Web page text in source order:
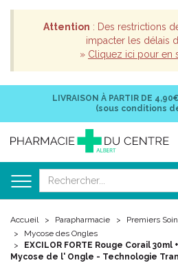
Attention : Des restrictions
impacter les délais
» Cliquez ici pour en
LIVRAISON À PARTIR DE
(sous conditions
Accueil Parapharmacie Premiers
Mycose des Ongles
EXCILOR FORTE Rouge Corail
Mycose de l' Ongle - Technologie